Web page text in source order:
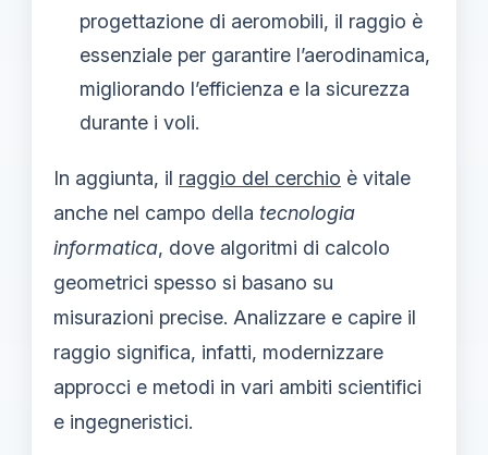
progettazione di aeromobili, il raggio è
essenziale per garantire l’aerodinamica,
migliorando l’efficienza e la sicurezza
durante i voli.
In aggiunta, il raggio del cerchio è vitale
anche nel campo della tecnologia
informatica, dove algoritmi di calcolo
geometrici spesso si basano su
misurazioni precise. Analizzare e capire il
raggio significa, infatti, modernizzare
approcci e metodi in vari ambiti scientifici
e ingegneristici.